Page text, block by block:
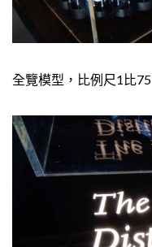
全覽模型，比例尺1比75